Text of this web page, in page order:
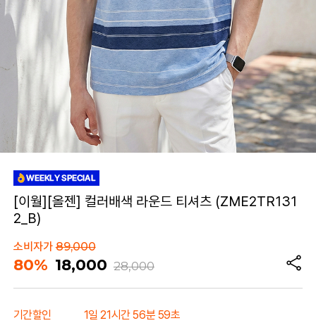
[이월][올젠] 컬러배색 라운드 티셔츠 (ZME2TR131
2_B)
소비자가89,000
80% 18,000 28,000
기간할인
1일 21시간 56분 59초